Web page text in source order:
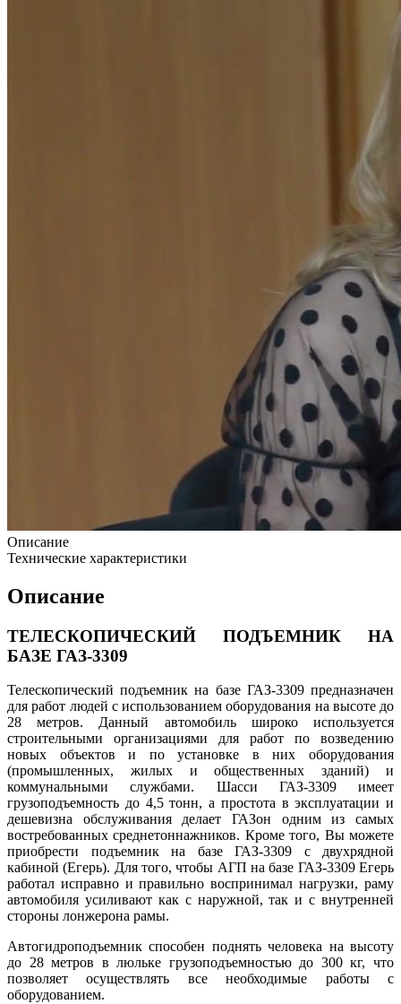
Описание
Технические характеристики
Описание
ТЕЛЕСКОПИЧЕСКИЙ ПОДЪЕМНИК НА
БАЗЕ ГАЗ-3309
Телескопический подъемник на базе ГАЗ-3309 предназначен
для работ людей с использованием оборудования на высоте до
28 метров. Данный автомобиль широко используется
строительными организациями для работ по возведению
новых объектов и по установке в них оборудования
(промышленных, жилых и общественных зданий) и
коммунальными службами. Шасси ГАЗ-3309 имеет
грузоподъемность до 4,5 тонн, а простота в эксплуатации и
дешевизна обслуживания делает ГАЗон одним из самых
востребованных среднетоннажников. Кроме того, Вы можете
приобрести подъемник на базе ГАЗ-3309 с двухрядной
кабиной (Егерь). Для того, чтобы АГП на базе ГАЗ-3309 Егерь
работал исправно и правильно воспринимал нагрузки, раму
автомобиля усиливают как с наружной, так и с внутренней
стороны лонжерона рамы.
Автогидроподъемник способен поднять человека на высоту
до 28 метров в люльке грузоподъемностью до 300 кг, что
позволяет осуществлять все необходимые работы с
оборудованием.